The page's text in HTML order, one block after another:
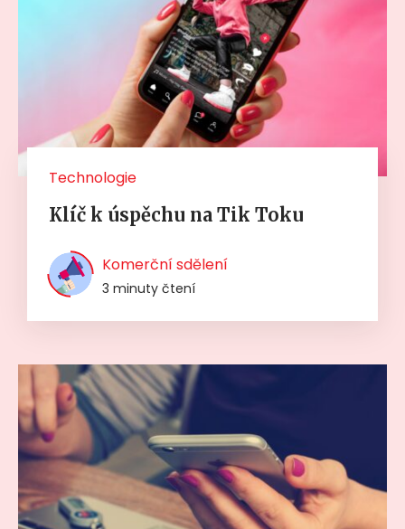
Technologie
Klíč k úspěchu na Tik Toku
Komerční sdělení
3 minuty čtení